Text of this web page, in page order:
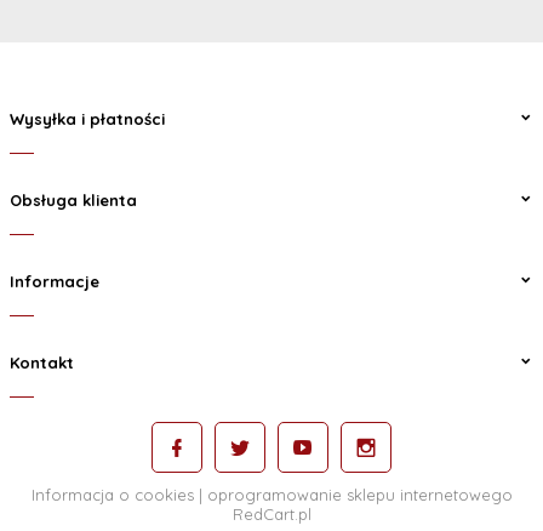
Wysyłka i płatności
Obsługa klienta
Informacje
Kontakt
Informacja o cookies| oprogramowanie sklepu internetowego
RedCart.pl